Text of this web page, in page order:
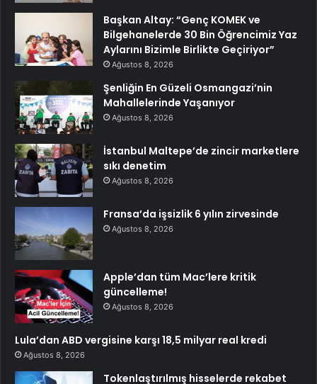
Başkan Altay: “Genç KOMEK ve
Bilgehanelerde 30 Bin Öğrencimiz Yaz
Aylarını Bizimle Birlikte Geçiriyor”
Ağustos 8, 2026
Şenliğin En Güzeli Osmangazi’nin
Mahallelerinde Yaşanıyor
Ağustos 8, 2026
İstanbul Maltepe’de zincir marketlere
sıkı denetim
Ağustos 8, 2026
Fransa’da işsizlik 6 yılın zirvesinde
Ağustos 8, 2026
Apple’dan tüm Mac’lere kritik
güncelleme!
Ağustos 8, 2026
Lula’dan ABD vergisine karşı 18,5 milyar real kredi
Ağustos 8, 2026
Tokenlaştırılmış hisselerde rekabet